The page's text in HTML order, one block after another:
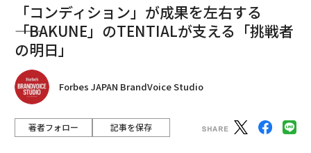
「コンディション」が成果を左右する
――「BAKUNE」のTENTIALが支える「挑戦者
の明日」
Forbes JAPAN BrandVoice Studio
著者フォロー 記事を保存